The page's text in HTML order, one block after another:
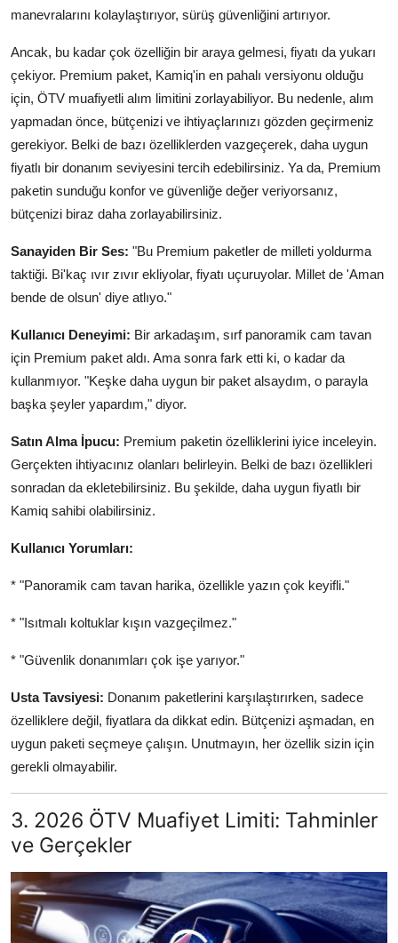
manevralarını kolaylaştırıyor, sürüş güvenliğini artırıyor.
Ancak, bu kadar çok özelliğin bir araya gelmesi, fiyatı da yukarı
çekiyor. Premium paket, Kamiq'in en pahalı versiyonu olduğu
için, ÖTV muafiyetli alım limitini zorlayabiliyor. Bu nedenle, alım
yapmadan önce, bütçenizi ve ihtiyaçlarınızı gözden geçirmeniz
gerekiyor. Belki de bazı özelliklerden vazgeçerek, daha uygun
fiyatlı bir donanım seviyesini tercih edebilirsiniz. Ya da, Premium
paketin sunduğu konfor ve güvenliğe değer veriyorsanız,
bütçenizi biraz daha zorlayabilirsiniz.
Sanayiden Bir Ses: "Bu Premium paketler de milleti yoldurma
taktiği. Bi'kaç ıvır zıvır ekliyolar, fiyatı uçuruyolar. Millet de 'Aman
bende de olsun' diye atlıyo."
Kullanıcı Deneyimi: Bir arkadaşım, sırf panoramik cam tavan
için Premium paket aldı. Ama sonra fark etti ki, o kadar da
kullanmıyor. "Keşke daha uygun bir paket alsaydım, o parayla
başka şeyler yapardım," diyor.
Satın Alma İpucu: Premium paketin özelliklerini iyice inceleyin.
Gerçekten ihtiyacınız olanları belirleyin. Belki de bazı özellikleri
sonradan da ekletebilirsiniz. Bu şekilde, daha uygun fiyatlı bir
Kamiq sahibi olabilirsiniz.
Kullanıcı Yorumları:
* "Panoramik cam tavan harika, özellikle yazın çok keyifli."
* "Isıtmalı koltuklar kışın vazgeçilmez."
* "Güvenlik donanımları çok işe yarıyor."
Usta Tavsiyesi: Donanım paketlerini karşılaştırırken, sadece
özelliklere değil, fiyatlara da dikkat edin. Bütçenizi aşmadan, en
uygun paketi seçmeye çalışın. Unutmayın, her özellik sizin için
gerekli olmayabilir.
3. 2026 ÖTV Muafiyet Limiti: Tahminler
ve Gerçekler